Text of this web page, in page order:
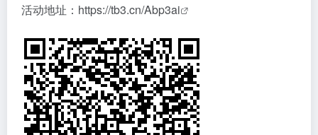
活动地址： https://tb3.cn/Abp3ai